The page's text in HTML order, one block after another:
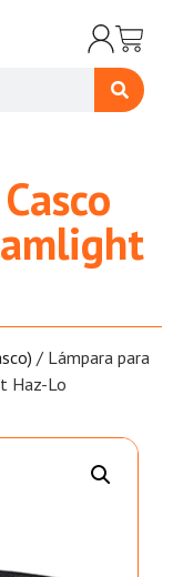
/ Lámpara para
Haz-Lo